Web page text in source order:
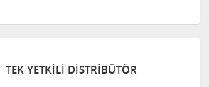
TEK YETKILI DISTRIBÜTÖR